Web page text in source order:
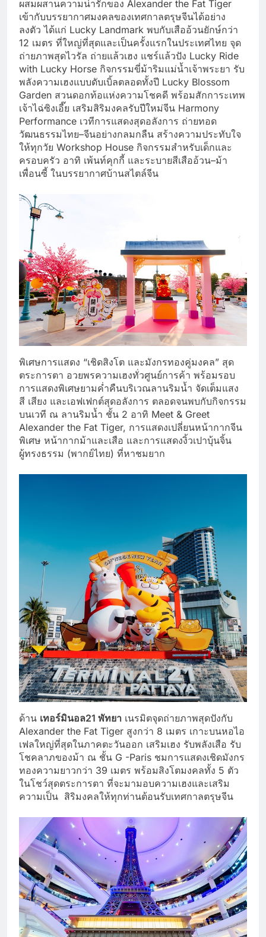
ผสมผสานความน่ารักของ Alexander the Fat Tiger
เข้ากับบรรยากาศมงคลของเทศกาลตรุษจีนได้อย่าง
ลงตัว ได้แก่ Lucky Landmark พบกับเสืออ้วนยักษ์กว่า
12 เมตร ที่ใหญ่ที่สุดและเป็นครั้งแรกในประเทศไทย จุด
ถ่ายภาพสุดไวรัล ถ่ายแล้วเฮง แชร์แล้วปัง Lucky Ride
with Lucky Horse กิจกรรมขี่ม้าริมแม่น้ำเจ้าพระยา รับ
พลังความเฮงแบบดับเบิ้ลตลอดทั้งปี Lucky Blossom
Garden สวนดอกท้อแห่งความโชคดี พร้อมสักการะเทพ
เจ้าไฉ่ซิงเอี๊ย เสริมสิริมงคลรับปีใหม่จีน Harmony
Performance เวทีการแสดงสุดอลังการ ถ่ายทอด
วัฒนธรรมไทย–จีนอย่างกลมกลืน สร้างความประทับใจ
ให้ทุกวัย Workshop House กิจกรรมสำหรับเด็กและ
ครอบครัว อาทิ เพ้นท์คุกกี้ และระบายสีเสืออ้วน–ม้า
เพื่อนซี้ ในบรรยากาศบ้านสไตล์จีน
พิเศษการแสดง “เชิดสิงโต และมังกรทองคู่มงคล” สุด
ตระการตา อวยพรความเฮงทั่วศูนย์การค้า พร้อมรอบ
การแสดงพิเศษยามค่ำคืนบริเวณลานริมน้ำ จัดเต็มแสง
สี เสียง และเอฟเฟกต์สุดอลังการ ตลอดจนพบกับกิจกรรม
บนเวที ณ ลานริมน้ำ ชั้น 2 อาทิ Meet & Greet
Alexander the Fat Tiger, การแสดงเปลี่ยนหน้ากากจีน
พิเศษ หน้ากากม้าและเสือ และการแสดงงิ้วเปาบุ้นจิ้น
ผู้ทรงธรรม (พากย์ไทย) ที่หาชมยาก
ด้าน เทอร์มินอล21 พัทยา เนรมิตจุดถ่ายภาพสุดปังกับ
Alexander the Fat Tiger สูงกว่า 8 เมตร เกาะบนหอไอ
เฟลใหญ่ที่สุดในภาคตะวันออก เสริมเฮง รับพลังเสือ รับ
โชคลาภของม้า ณ ชั้น G -Paris ชมการแสดงเชิดมังกร
ทองความยาวกว่า 39 เมตร พร้อมสิงโตมงคลทั้ง 5 ตัว
ในโชว์สุดตระการตา ที่จะมามอบความเฮงและเสริม
ความเป็น สิริมงคลให้ทุกท่านต้อนรับเทศกาลตรุษจีน